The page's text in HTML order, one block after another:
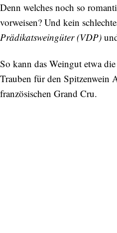
Denn welches noch so
vorweisen? Und kein
Prädikatsweingüter (VDP)
So kann das Weingut etwa
Trauben für den Spitzenwein
französischen Grand Cru.